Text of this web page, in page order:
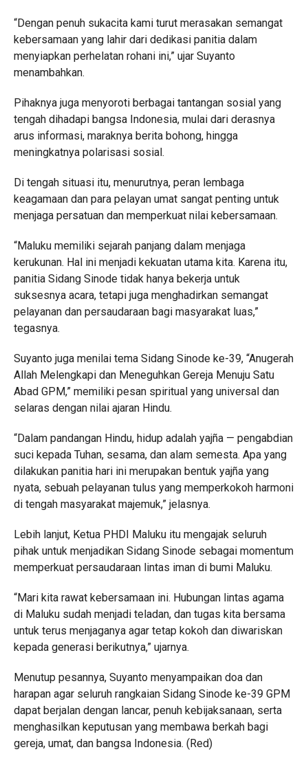
“Dengan penuh sukacita kami turut merasakan semangat
kebersamaan yang lahir dari dedikasi panitia dalam
menyiapkan perhelatan rohani ini,” ujar Suyanto
menambahkan.
Pihaknya juga menyoroti berbagai tantangan sosial yang
tengah dihadapi bangsa Indonesia, mulai dari derasnya
arus informasi, maraknya berita bohong, hingga
meningkatnya polarisasi sosial.
Di tengah situasi itu, menurutnya, peran lembaga
keagamaan dan para pelayan umat sangat penting untuk
menjaga persatuan dan memperkuat nilai kebersamaan.
“Maluku memiliki sejarah panjang dalam menjaga
kerukunan. Hal ini menjadi kekuatan utama kita. Karena itu,
panitia Sidang Sinode tidak hanya bekerja untuk
suksesnya acara, tetapi juga menghadirkan semangat
pelayanan dan persaudaraan bagi masyarakat luas,”
tegasnya.
Suyanto juga menilai tema Sidang Sinode ke-39, “Anugerah
Allah Melengkapi dan Meneguhkan Gereja Menuju Satu
Abad GPM,” memiliki pesan spiritual yang universal dan
selaras dengan nilai ajaran Hindu.
“Dalam pandangan Hindu, hidup adalah yajña — pengabdian
suci kepada Tuhan, sesama, dan alam semesta. Apa yang
dilakukan panitia hari ini merupakan bentuk yajña yang
nyata, sebuah pelayanan tulus yang memperkokoh harmoni
di tengah masyarakat majemuk,” jelasnya.
Lebih lanjut, Ketua PHDI Maluku itu mengajak seluruh
pihak untuk menjadikan Sidang Sinode sebagai momentum
memperkuat persaudaraan lintas iman di bumi Maluku.
“Mari kita rawat kebersamaan ini. Hubungan lintas agama
di Maluku sudah menjadi teladan, dan tugas kita bersama
untuk terus menjaganya agar tetap kokoh dan diwariskan
kepada generasi berikutnya,” ujarnya.
Menutup pesannya, Suyanto menyampaikan doa dan
harapan agar seluruh rangkaian Sidang Sinode ke-39 GPM
dapat berjalan dengan lancar, penuh kebijaksanaan, serta
menghasilkan keputusan yang membawa berkah bagi
gereja, umat, dan bangsa Indonesia. (Red)